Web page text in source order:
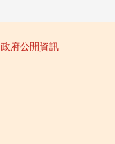
政府公開資訊